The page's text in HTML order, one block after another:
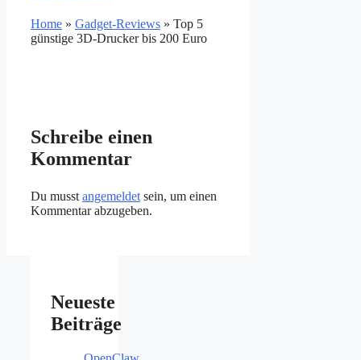
Home » Gadget-Reviews » Top 5
günstige 3D-Drucker bis 200 Euro
Schreibe einen
Kommentar
Du musst angemeldet sein, um einen
Kommentar abzugeben.
Neueste
Beiträge